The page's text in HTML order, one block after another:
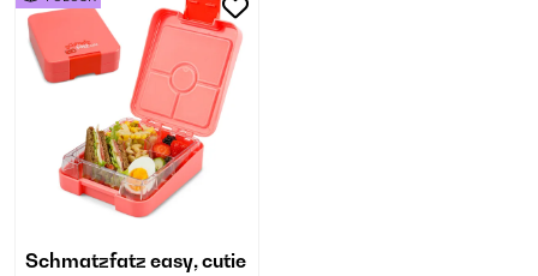
Schmatzfatz easy, cutie